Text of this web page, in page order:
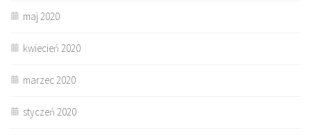
maj 2020
kwiecień 2020
marzec 2020
styczeń 2020